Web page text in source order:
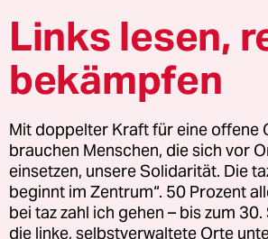
nicht mehr für
taz-Informationen herrscht
keine neuen
zu genehmigen.
allerdings nicht betroffen.
über die sogenannten
regelmäßig tagende
Die Federführung hat
Links lesen,
bekämpfen
Mit doppelter Kraft für eine offene
brauchen Menschen, die sich vor
einsetzen, unsere Solidarität. Die
beginnt im Zentrum“. 50 Prozent
bei taz zahl ich gehen – bis zum
die linke, selbstverwaltete Orte